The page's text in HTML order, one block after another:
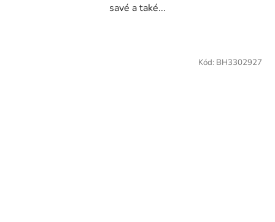
savé a také...
Kód: BH3302927